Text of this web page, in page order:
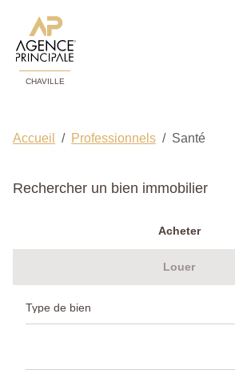
CHAVILLE
Accueil Professionnels Santé
Rechercher un bien immobilier
Acheter
Louer